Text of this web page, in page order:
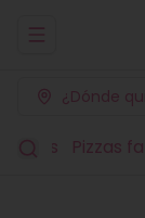
Abrir menu
¿Dónde
Pizzas